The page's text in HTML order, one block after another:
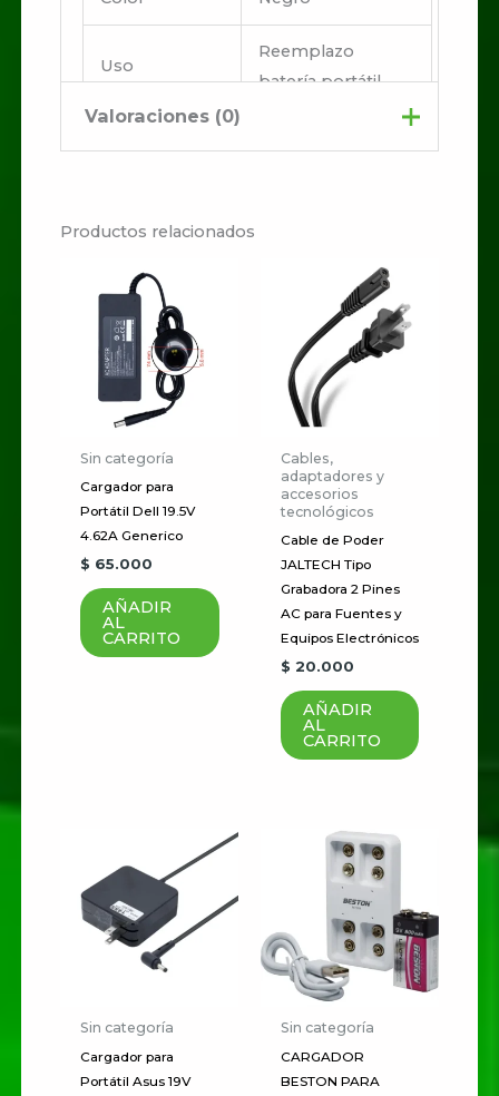
Uso
Reemplazo
batería portátil
Valoraciones (0)
Sé el primero en valorar
“BATERIA PARA
PORTATIL HP TD06
ORIGINAL TD06 /
500350-001 / 486296-
001”
Tu dirección de correo
electrónico no será publicada.
Los campos obligatorios están
marcados con
Tu
puntuación
Correo electrónico
Guardar mi nombre, correo
electrónico y sitio web en este
navegador para la próxima vez
Productos relacionados
Sin categoría
Cargador para
Portátil Dell 19.5V
4.62A Generico
$ 65.000
AÑADIR
AL
CARRITO
Cables,
adaptadores y
accesorios
tecnológicos
Cable de Poder
JALTECH Tipo
Grabadora 2 Pines
AC para Fuentes y
Equipos Electrónicos
$ 20.000
AÑADIR
AL
CARRITO
Sin categoría
Cargador para
Portátil Asus 19V
Sin categoría
CARGADOR
BESTON PARA